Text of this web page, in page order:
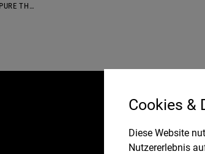
THE NEARER THE FOUNTAIN, MORE PURE THE STREAM FLOWS
IMPRESSUM
DATENSCHUTZ
Cookies &
Diese Website
Nutzererlebnis